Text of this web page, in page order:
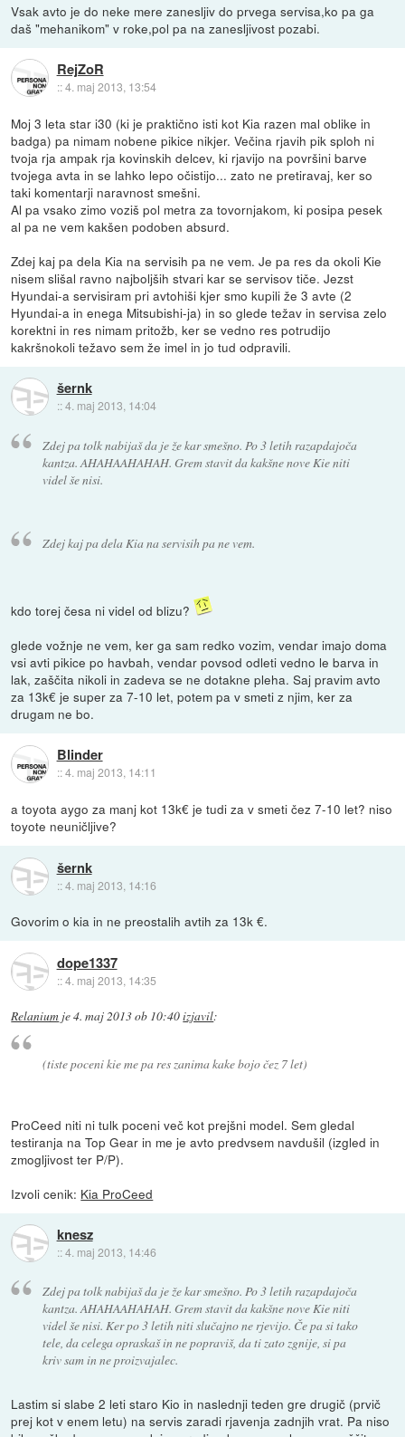
Vsak avto je do neke mere zanesljiv do prvega servisa,ko pa ga
daš "mehanikom" v roke,pol pa na zanesljivost pozabi.
RejZoR
::4. maj 2013, 13:54
Moj 3 leta star i30 (ki je praktično isti kot Kia razen mal oblike in
badga) pa nimam nobene pikice nikjer. Večina rjavih pik sploh ni
tvoja rja ampak rja kovinskih delcev, ki rjavijo na površini barve
tvojega avta in se lahko lepo očistijo... zato ne pretiravaj, ker so
taki komentarji naravnost smešni.
Al pa vsako zimo voziš pol metra za tovornjakom, ki posipa pesek
al pa ne vem kakšen podoben absurd.
Zdej kaj pa dela Kia na servisih pa ne vem. Je pa res da okoli Kie
nisem slišal ravno najboljših stvari kar se servisov tiče. Jezst
Hyundai-a servisiram pri avtohiši kjer smo kupili že 3 avte (2
Hyundai-a in enega Mitsubishi-ja) in so glede težav in servisa zelo
korektni in res nimam pritožb, ker se vedno res potrudijo
kakršnokoli težavo sem že imel in jo tud odpravili.
šernk
::4. maj 2013, 14:04
Zdej pa tolk nabijaš da je že kar smešno. Po 3 letih razapdajoča
kantza. AHAHAAHAHAH. Grem stavit da kakšne nove Kie niti
videl še nisi.
Zdej kaj pa dela Kia na servisih pa ne vem.
kdo torej česa ni videl od blizu?
glede vožnje ne vem, ker ga sam redko vozim, vendar imajo doma
vsi avti pikice po havbah, vendar povsod odleti vedno le barva in
lak, zaščita nikoli in zadeva se ne dotakne pleha. Saj pravim avto
za 13k€ je super za 7-10 let, potem pa v smeti z njim, ker za
drugam ne bo.
Blinder
::4. maj 2013, 14:11
a toyota aygo za manj kot 13k€ je tudi za v smeti čez 7-10 let? niso
toyote neuničljive?
šernk
::4. maj 2013, 14:16
Govorim o kia in ne preostalih avtih za 13k €.
dope1337
::4. maj 2013, 14:35
Relanium je4. maj 2013 ob 10:40izjavil:
(tiste poceni kie me pa res zanima kake bojo čez 7 let)
ProCeed niti ni tulk poceni več kot prejšni model. Sem gledal
testiranja na Top Gear in me je avto predvsem navdušil (izgled in
zmogljivost ter P/P).
Izvoli cenik: Kia ProCeed
knesz
::4. maj 2013, 14:46
Zdej pa tolk nabijaš da je že kar smešno. Po 3 letih razapdajoča
kantza. AHAHAAHAHAH. Grem stavit da kakšne nove Kie niti
videl še nisi. Ker po 3 letih niti slučajno ne rjevijo. Če pa si tako
tele, da celega opraskaš in ne popraviš, da ti zato zgnije, si pa
kriv sam in ne proizvajalec.
Lastim si slabe 2 leti staro Kio in naslednji teden gre drugič (prvič
prej kot v enem letu) na servis zaradi rjavenja zadnjih vrat. Pa niso